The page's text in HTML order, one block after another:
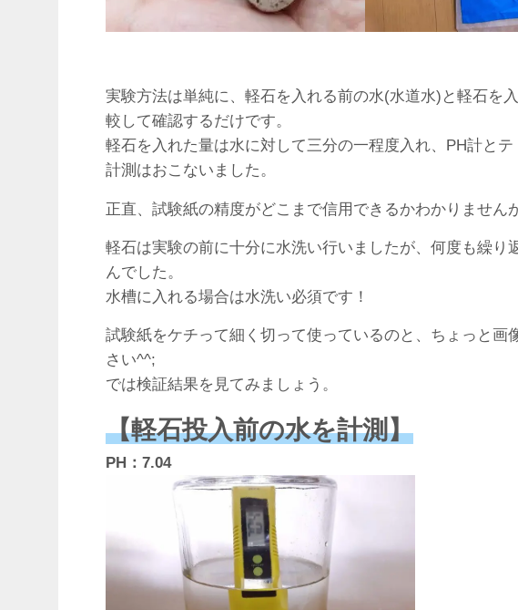
実験方法は単純に、軽石を入れる前の水(水道水)と軽石を
較して確認するだけです。
軽石を入れた量は水に対して三分の一程度入れ、PH計と
計測はおこないました。
正直、試験紙の精度がどこまで信用できるかわかりません
軽石は実験の前に十分に水洗い行いましたが、何度も繰り
んでした。
水槽に入れる場合は水洗い必須です！
試験紙をケチって細く切って使っているのと、ちょっと画
さい^^;
では検証結果を見てみましょう。
【軽石投入前の水を計測】
PH：7.04